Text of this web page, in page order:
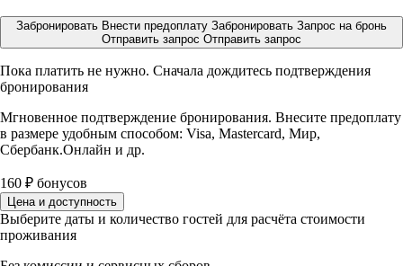
Забронировать Внести предоплату Забронировать Запрос на бронь
Отправить запрос Отправить запрос
Пока платить не нужно. Сначала дождитесь подтверждения
бронирования
Мгновенное подтверждение бронирования. Внесите предоплату
в размере удобным способом: Visa, Mastercard, Мир,
Сбербанк.Онлайн и др.
160 ₽ бонусов
Цена и доступность
Выберите даты и количество гостей для расчёта стоимости
проживания